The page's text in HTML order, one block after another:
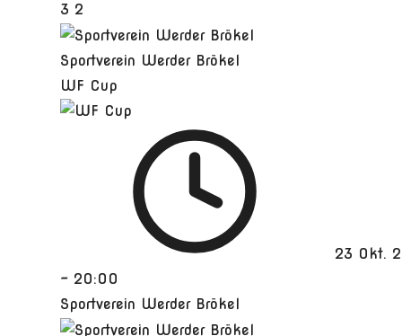
3 2
Sportverein Werder Brökel
WF Cup
23 Okt.
- 20:00
Sportverein Werder Brökel